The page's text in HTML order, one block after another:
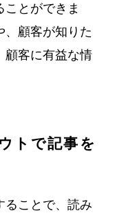
とができま
、顧客が知りた
顧客に有益な情
トで記事を
ることで、読み